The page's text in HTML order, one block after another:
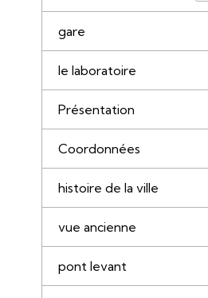
gare
le laboratoire
Présentation
Coordonnées
histoire de la ville
vue ancienne
pont levant